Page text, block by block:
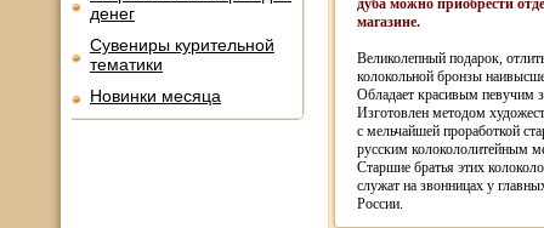
денег
Сувениры курительной
тематики
Новинки месяца
дуба можно приобрести
магазине.
Великолепный подарок,
колокольной бронзы
Обладает красивым певучим
Изготовлен методом
с мельчайшей проработкой
русским колокололитейным
Старшие братья этих
служат на звонницах у
России.